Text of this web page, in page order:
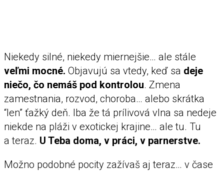
Niekedy silné, niekedy miernejšie… ale stále
veľmi mocné. Objavujú sa vtedy, keď sa deje
niečo, čo nemáš pod kontrolou. Zmena
zamestnania, rozvod, choroba… alebo skrátka
“len” ťažký deň. Iba že tá prílivová vlna sa nedeje
niekde na pláži v exotickej krajine… ale tu. Tu
a teraz. U Teba doma, v práci, v parnerstve.
Možno podobné pocity zažívaš aj teraz… v čase